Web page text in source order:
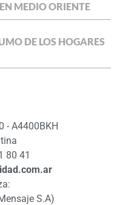
MEDIO ORIENTE
DE LOS HOGARES
- A4400BKH
80 41
S.A)